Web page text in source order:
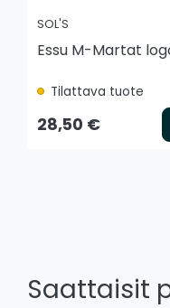
SOL'S
Essu M-Martat
Tilattava tuote
28,50 €
Saattaisit